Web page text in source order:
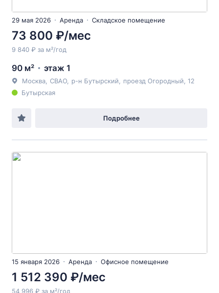
29 мая 2026 Аренда Складское помещение
73 800 ₽/мес
9 840 ₽ за м²/год
90 м² этаж 1
Москва СВАО р-н Бутырский проезд Огородный , 12
Бутырская
Подробнее
15 января 2026 Аренда Офисное помещение
1 512 390 ₽/мес
54 996 ₽ за м²/год